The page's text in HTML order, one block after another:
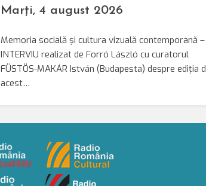
Marți, 4 august 2026
Memoria socială și cultura vizuală contemporană –
INTERVIU realizat de Forró László cu curatorul
FÜSTÖS-MAKÁR István (Budapesta) despre ediția
acest…